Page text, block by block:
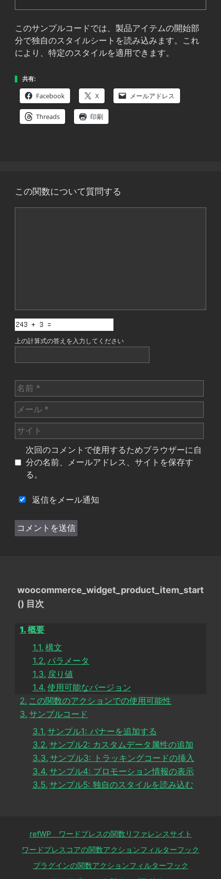
このサンプルコードでは、製品アイテムの開始部
分で独自のスタイルシートを読み込みます。これ
により、特定のスタイルを適用できます。
共有:
Facebook X メールアドレス
Threads 印刷
この関数について質問する
上の計算式の答えを入力してください
名
前
メ
ー
ル
サ
イ
次回のコメントで使用するためブラウザーに自
分の名前、メールアドレス、サイトを保存す
る。
返信をメール通知
woocommerce_widget_product_item_start
() 目次
概要
構文
パラメータ
戻り値
使用可能なバージョン
この関数のアクションでの使用可能性
サンプルコード
サンプル1: バナーを追加する
サンプル2: カスタムデータ属性の追加
サンプル3: トラッキングコードの挿入
サンプル4: プロモーション情報の表示
サンプル5: 独自のスタイルを読み込む
refWP ワードプレスの関数リファレンスサイト
ワードプレスコアの関数アクションフィルターフック
プラグインの関数アクションフィルターフック